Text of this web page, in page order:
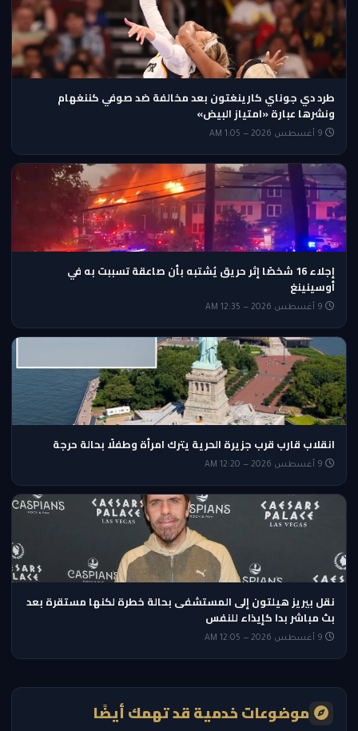
طرد دي جوناي كارينغتون بعد مخالفة ضد صوفي كننغهام
ونشرها عبارة «امتياز البيض»
إجلاء 16 شخصًا إثر حريق يُشتبه بأن صاعقة تسببت به في
أوسينينغ
انقلاب قارب قرب جزيرة الحرية يترك امرأة وطفلًا بحالة حرجة
نقل بيريز هيلتون إلى المستشفى بحالة خطرة لكنها مستقرة بعد
بث مباشر بدا كإيذاء للنفس
موضوعات خدمية قد تهمك أيضًا